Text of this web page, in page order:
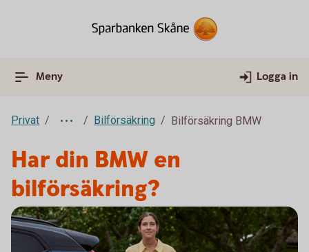
Meny Logga in
Privat Bilförsäkring Bilförsäkring BMW
Har din BMW en
bilförsäkring?